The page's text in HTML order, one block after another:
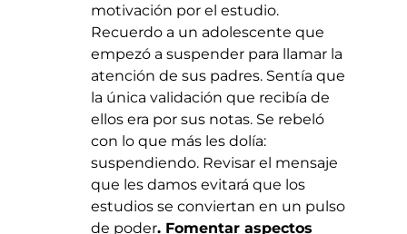
motivación por el estudio.
Recuerdo a un adolescente que
empezó a suspender para llamar la
atención de sus padres. Sentía que
la única validación que recibía de
ellos era por sus notas. Se rebeló
con lo que más les dolía:
suspendiendo. Revisar el mensaje
que les damos evitará que los
estudios se conviertan en un pulso
de poder. Fomentar aspectos